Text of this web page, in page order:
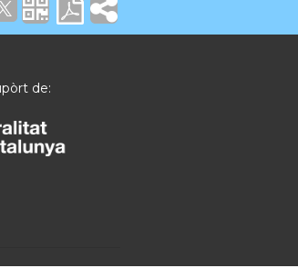
de: